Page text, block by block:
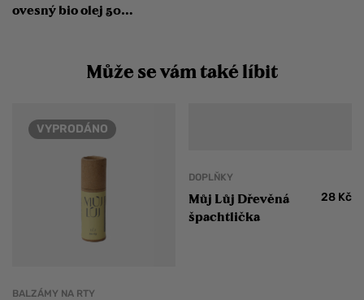
ovesný bio olej 50
Může se vám také líbit
VYPRODÁNO
BALZÁMY NA RTY
DOPLŇKY
Můj Lůj Dřevěná
špachtlička
28 Kč